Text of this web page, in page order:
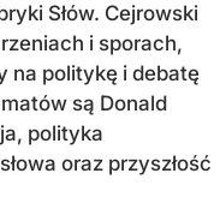
Słów. Cejrowski
i sporach,
na politykę i debatę
są Donald
polityka
oraz przyszłość